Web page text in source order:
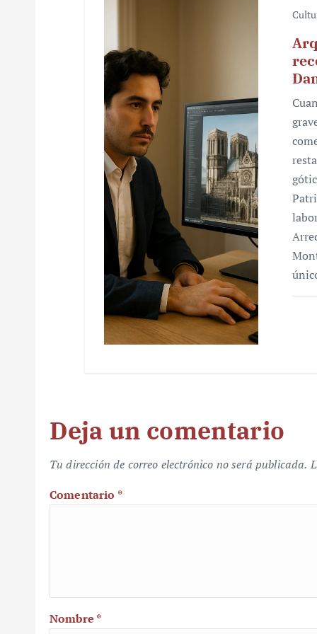
Deja un comentario
Tu dirección de correo electrónico no será publicada.
Comentario *
Nombre *